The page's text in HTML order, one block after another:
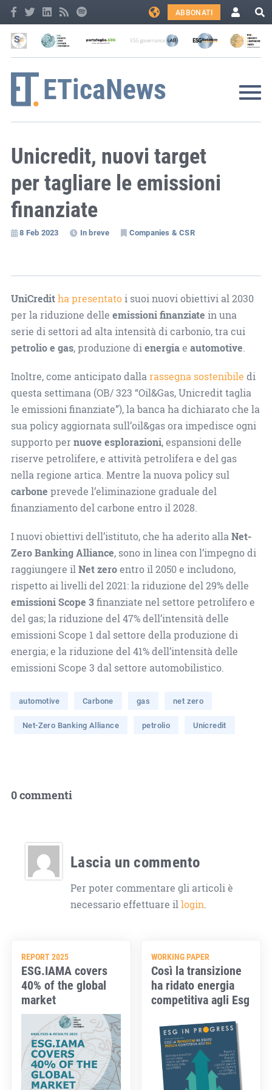
ABBONATI
Unicredit, nuovi target
per tagliare le emissioni
finanziate
8 Feb 2023 In breve Companies & CSR
UniCreditha presentatoi suoi nuovi obiettivi al 2030
per la riduzione delle emissioni finanziate in una
serie di settori ad alta intensità di carbonio, tra cui
petrolio e gas, produzione dienergiae automotive.
Inoltre, come anticipato dallarassegna sostenibile di
questa settimana (OB/ 323 “Oil&Gas, Unicredit taglia
le emissioni finanziate”), la banca ha dichiarato che la
sua policy aggiornata sull’oil&gas ora impedisce ogni
supporto per nuove esplorazioni, espansioni delle
riserve petrolifere, e attività petrolifera e del gas
nella regione artica. Mentre la nuova policy sul
carbone prevede l’eliminazione graduale del
finanziamento del carbone entro il 2028.
I nuovi obiettivi dell’istituto, che ha aderito allaNet-
Zero Banking Alliance, sono in linea con l’impegno di
raggiungere ilNet zeroentro il 2050 e includono,
rispetto ai livelli del 2021: la riduzione del 29% delle
emissioni Scope 3finanziate nel settore petrolifero e
del gas; la riduzione del 47% dell’intensità delle
emissioni Scope 1 dal settore della produzione di
energia; e la riduzione del 41% dell’intensità delle
emissioni Scope 3 dal settore automobilistico.
automotive Carbone gas net zero
Net-Zero Banking Alliance petrolio Unicredit
0 commenti
Lascia un commento
Per poter commentare gli articoli è
necessario effettuare illogin.
REPORT 2025
ESG.IAMA covers
40% of the global
market
WORKING PAPER
Così la transizione
ha ridato energia
competitiva agli Esg